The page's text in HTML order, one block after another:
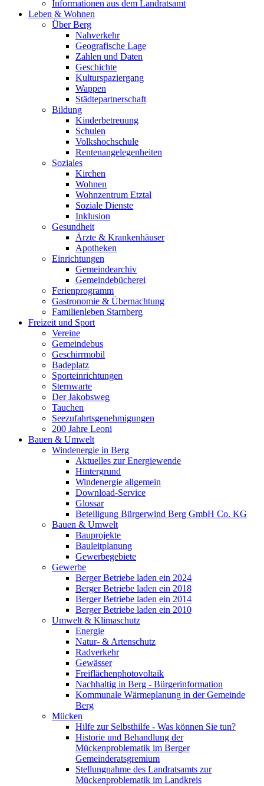
Informationen aus dem Landratsamt
Leben & Wohnen
Über Berg
Nahverkehr
Geografische Lage
Zahlen und Daten
Geschichte
Kulturspaziergang
Wappen
Städtepartnerschaft
Bildung
Kinderbetreuung
Schulen
Volkshochschule
Rentenangelegenheiten
Soziales
Kirchen
Wohnen
Wohnzentrum Etztal
Soziale Dienste
Inklusion
Gesundheit
Ärzte & Krankenhäuser
Apotheken
Einrichtungen
Gemeindearchiv
Gemeindebücherei
Ferienprogramm
Gastronomie & Übernachtung
Familienleben Starnberg
Freizeit und Sport
Vereine
Gemeindebus
Geschirrmobil
Badeplatz
Sporteinrichtungen
Sternwarte
Der Jakobsweg
Tauchen
Seezufahrtsgenehmigungen
200 Jahre Leoni
Bauen & Umwelt
Windenergie in Berg
Aktuelles zur Energiewende
Hintergrund
Windenergie allgemein
Download-Service
Glossar
Beteiligung Bürgerwind Berg GmbH Co. KG
Bauen & Umwelt
Bauprojekte
Bauleitplanung
Gewerbegebiete
Gewerbe
Berger Betriebe laden ein 2024
Berger Betriebe laden ein 2018
Berger Betriebe laden ein 2014
Berger Betriebe laden ein 2010
Umwelt & Klimaschutz
Energie
Natur- & Artenschutz
Radverkehr
Gewässer
Freiflächenphotovoltaik
Nachhaltig in Berg - Bürgerinformation
Kommunale Wärmeplanung in der Gemeinde
Berg
Mücken
Hilfe zur Selbsthilfe - Was können Sie tun?
Historie und Behandlung der
Mückenproblematik im Berger
Gemeinderatsgremium
Stellungnahme des Landratsamts zur
Mückenproblematik im Landkreis